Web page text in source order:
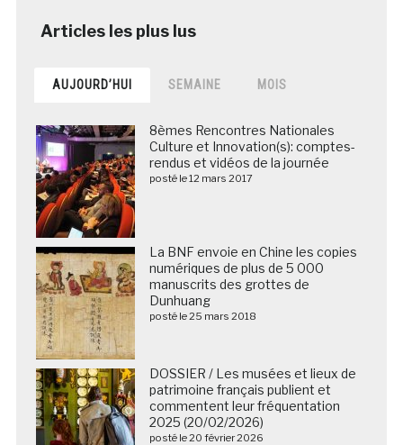
AUJOURD’HUI SEMAINE MOIS
8èmes Rencontres Nationales
Culture et Innovation(s): comptes-
rendus et vidéos de la journée
posté le 12 mars 2017
La BNF envoie en Chine les copies
numériques de plus de 5 000
manuscrits des grottes de
Dunhuang
posté le 25 mars 2018
DOSSIER / Les musées et lieux de
patrimoine français publient et
commentent leur fréquentation
2025 (20/02/2026)
posté le 20 février 2026